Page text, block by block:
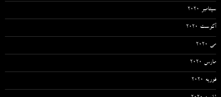
سپتامبر 2020
آگوست 2020
می 2020
مارس 2020
فوریه 2020